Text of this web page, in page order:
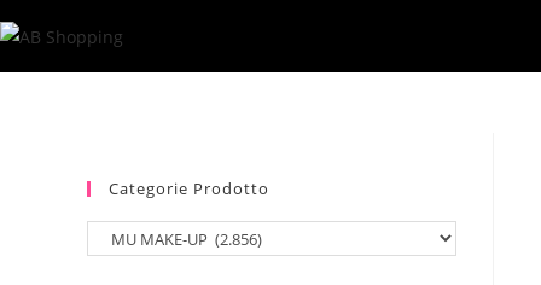
al
contenuto
Categorie Prodotto